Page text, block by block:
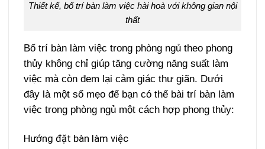
Thiết kế, bố trí bàn làm việc hài hoà với không gian nội
thất
Bố trí bàn làm việc trong phòng ngủ theo phong
thủy không chỉ giúp tăng cường năng suất làm
việc mà còn đem lại cảm giác thư giãn. Dưới
đây là một số mẹo để bạn có thể bài trí bàn làm
việc trong phòng ngủ một cách hợp phong thủy:
Hướng đặt bàn làm việc